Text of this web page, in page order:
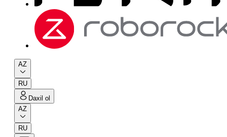
AZ
RU
Daxil ol
AZ
RU